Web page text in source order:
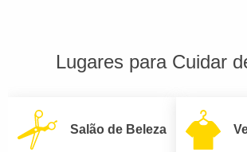
Lugares para Cuidar
Salão de Beleza